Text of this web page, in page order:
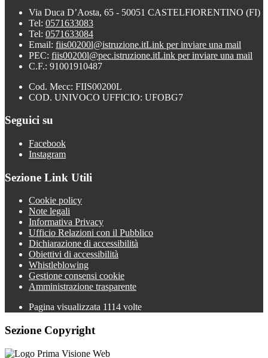
Via Duca D’Aosta, 65 - 50051 CASTELFIORENTINO (FI)
Tel: 0571633083
Tel: 0571633084
Email: fiis00200l@istruzione.itLink per inviare una mail
PEC: fiis00200l@pec.istruzione.itLink per inviare una mail
C.F.: 91001910487
Cod. Mecc: FIIS00200L
COD. UNIVOCO UFFICIO: UFOBG7
Seguici su
Facebook
Instagram
Sezione Link Utili
Cookie policy
Note legali
Informativa Privacy
Ufficio Relazioni con il Pubblico
Dichiarazione di accessibilità
Obiettivi di accessibilità
Whistleblowing
Gestione consensi cookie
Amministrazione trasparente
Pagina visualizzata 1114 volte
Sezione Copyright